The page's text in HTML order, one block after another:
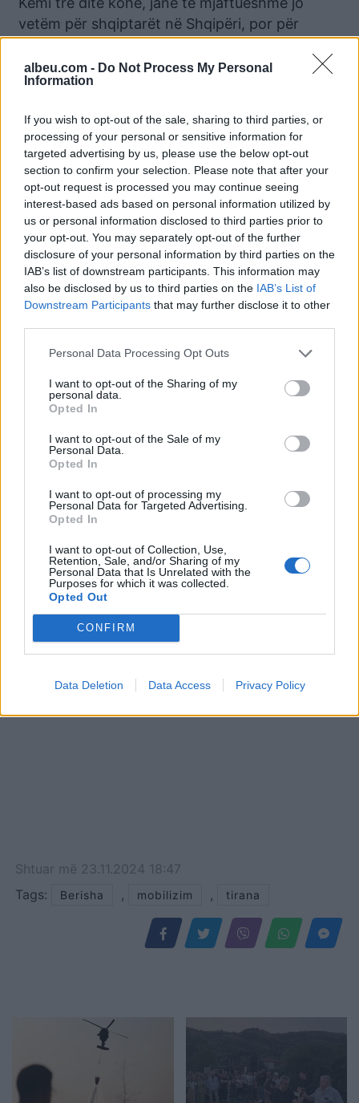
albeu.com - Do Not Process My Personal
Information
If you wish to opt-out of the sale, sharing to third parties, or
processing of your personal or sensitive information for
targeted advertising by us, please use the below opt-out
section to confirm your selection. Please note that after your
opt-out request is processed you may continue seeing
interest-based ads based on personal information utilized by
us or personal information disclosed to third parties prior to
your opt-out. You may separately opt-out of the further
disclosure of your personal information by third parties on the
IAB’s list of downstream participants. This information may
also be disclosed by us to third parties on the IAB’s List of
Downstream Participants that may further disclose it to other
Personal Data Processing Opt Outs
I want to opt-out of the Sharing of my
personal data.
Opted In
I want to opt-out of the Sale of my
Personal Data.
Opted In
I want to opt-out of processing my
Personal Data for Targeted Advertising.
Opted In
I want to opt-out of Collection, Use,
Retention, Sale, and/or Sharing of my
Personal Data that Is Unrelated with the
Purposes for which it was collected.
Opted Out
CONFIRM
Data Deletion Data Access Privacy Policy
vetëm për shqiptarët në Shqipëri, por për
shqiptarët në të katër anët e dheut të
vërshojnë drejt Tiranës.
Nuk do zgjatem më shumë.
Të qëndrojmë në lartësinë e thirrjes së kohës.
Koha na thërret!
Është radha jonë.
Është radha jonë.
Është radha jonë!
Faleminderit!
Lajme të ngjashme:
Protesta e PD të martën,
Berisha mbledh sot
drejtuesit e qarqeve
Paralajmërimi i Berishës
skenar të fortë
pamje nga protesta e
Berishës kundër qeverisë
(VIDEO)
Shtuar më 23.11.2024 18:47
Tags:
Berisha , mobilizim , tirana